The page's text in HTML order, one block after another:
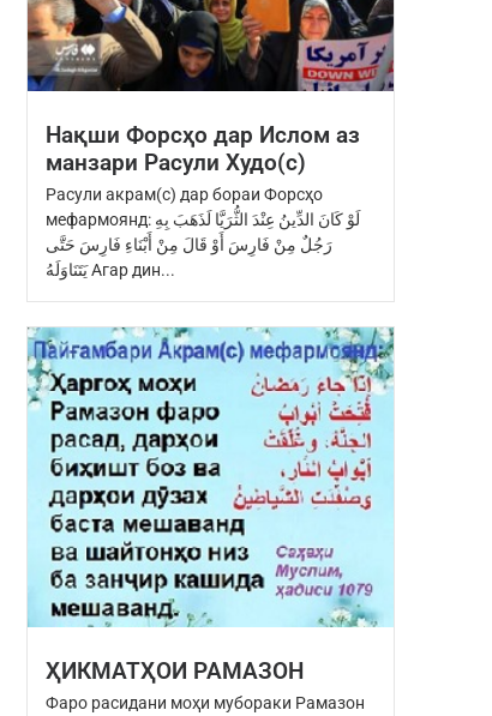
Нақши Форсҳо дар Ислом аз
манзари Расули Худо(с)
Расули акрам(с) дар бораи Форсҳо
мефармоянд: ‏لَوْ كَانَ الدِّينُ عِنْدَ ‏الثُّرَيَّا‏ ‏لَذَهَبَ بِهِ
رَجُلٌ مِنْ فَارِسَ ‏أَوْ قَالَ مِنْ أَبْنَاءِ فَارِسَ ‏حَتَّى
يَتَنَاوَلَهُ Агар дин...
ҲИКМАТҲОИ РАМАЗОН
Фаро расидани моҳи мубораки Рамазон